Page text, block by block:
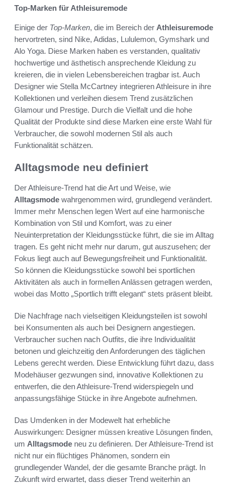
Top-Marken für Athleisuremode
Einige der Top-Marken, die im Bereich der Athleisuremode
hervortreten, sind Nike, Adidas, Lululemon, Gymshark und
Alo Yoga. Diese Marken haben es verstanden, qualitativ
hochwertige und ästhetisch ansprechende Kleidung zu
kreieren, die in vielen Lebensbereichen tragbar ist. Auch
Designer wie Stella McCartney integrieren Athleisure in ihre
Kollektionen und verleihen diesem Trend zusätzlichen
Glamour und Prestige. Durch die Vielfalt und die hohe
Qualität der Produkte sind diese Marken eine erste Wahl für
Verbraucher, die sowohl modernen Stil als auch
Funktionalität schätzen.
Alltagsmode neu definiert
Der Athleisure-Trend hat die Art und Weise, wie
Alltagsmode wahrgenommen wird, grundlegend verändert.
Immer mehr Menschen legen Wert auf eine harmonische
Kombination von Stil und Komfort, was zu einer
Neuinterpretation der Kleidungsstücke führt, die sie im Alltag
tragen. Es geht nicht mehr nur darum, gut auszusehen; der
Fokus liegt auch auf Bewegungsfreiheit und Funktionalität.
So können die Kleidungsstücke sowohl bei sportlichen
Aktivitäten als auch in formellen Anlässen getragen werden,
wobei das Motto „Sportlich trifft elegant“ stets präsent bleibt.
Die Nachfrage nach vielseitigen Kleidungsteilen ist sowohl
bei Konsumenten als auch bei Designern angestiegen.
Verbraucher suchen nach Outfits, die ihre Individualität
betonen und gleichzeitig den Anforderungen des täglichen
Lebens gerecht werden. Diese Entwicklung führt dazu, dass
Modehäuser gezwungen sind, innovative Kollektionen zu
entwerfen, die den Athleisure-Trend widerspiegeln und
anpassungsfähige Stücke in ihre Angebote aufnehmen.
Das Umdenken in der Modewelt hat erhebliche
Auswirkungen: Designer müssen kreative Lösungen finden,
um Alltagsmode neu zu definieren. Der Athleisure-Trend ist
nicht nur ein flüchtiges Phänomen, sondern ein
grundlegender Wandel, der die gesamte Branche prägt. In
Zukunft wird erwartet, dass dieser Trend weiterhin an